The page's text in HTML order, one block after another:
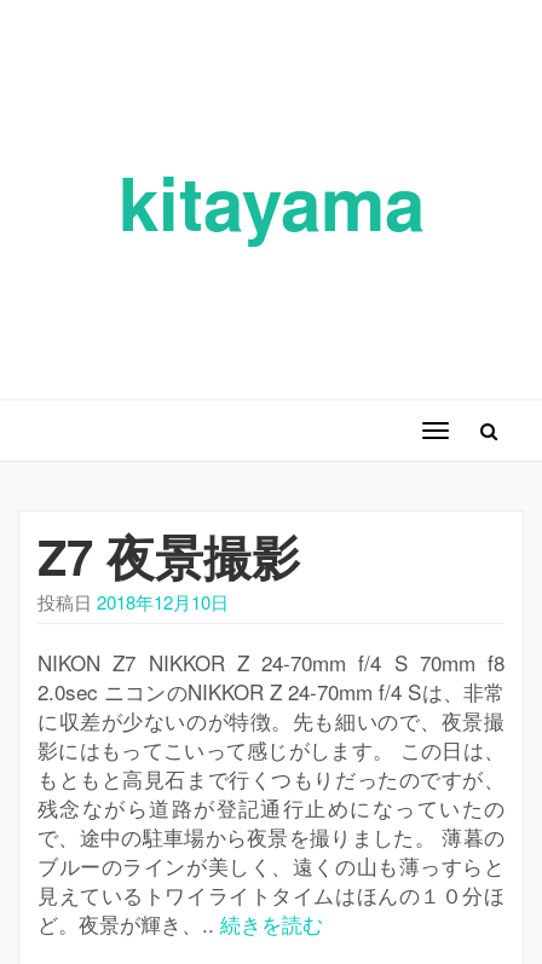
kitayama
ナ
切
り
替
え
Z7 夜景撮影
投稿日 2018年12月10日
NIKON Z7 NIKKOR Z 24-70mm f/4 S 70mm f8
2.0sec ニコンのNIKKOR Z 24-70mm f/4 Sは、非常
に収差が少ないのが特徴。先も細いので、夜景撮
影にはもってこいって感じがします。 この日は、
もともと高見石まで行くつもりだったのですが、
残念ながら道路が登記通行止めになっていたの
で、途中の駐車場から夜景を撮りました。 薄暮の
ブルーのラインが美しく、遠くの山も薄っすらと
見えているトワイライトタイムはほんの１０分ほ
ど。夜景が輝き、.. 続きを読む